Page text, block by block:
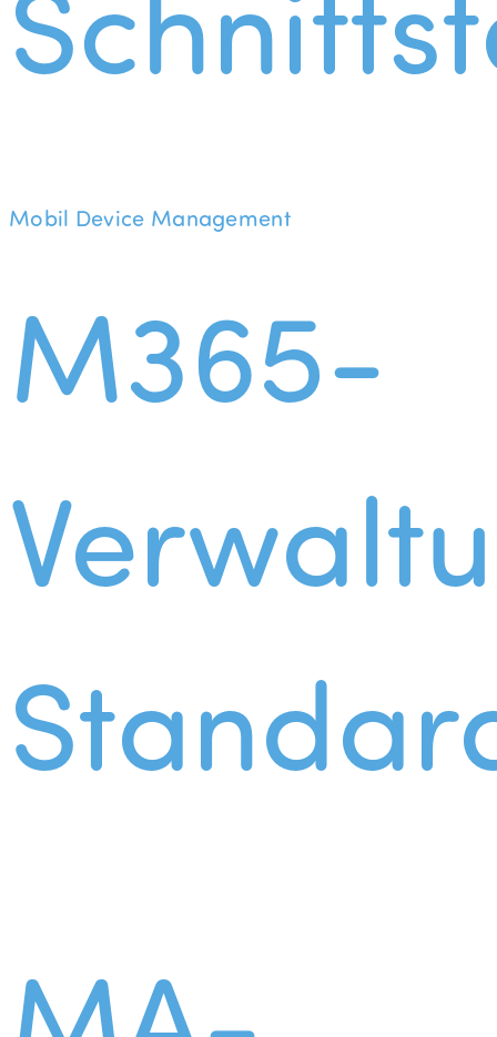
Mobil Device Management
M365-